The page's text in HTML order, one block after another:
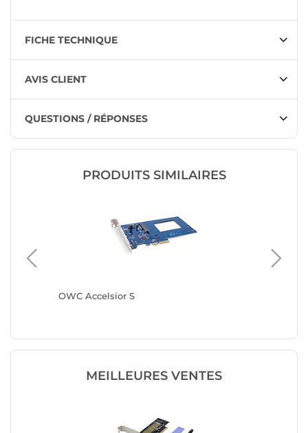
FICHE TECHNIQUE
AVIS CLIENT
QUESTIONS / RÉPONSES
PRODUITS SIMILAIRES
OWC Accelsior S
MEILLEURES VENTES